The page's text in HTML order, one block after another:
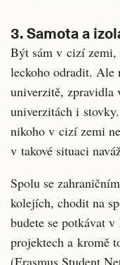
3. Samota a
Být sám v cizí zemi,
leckoho odradit. Ale
univerzitě, zpravidla
univerzitách i
nikoho v cizí zemi
v takové situaci
Spolu se
kolejích, chodit na
budete se potkávat
projektech a kromě
(Erasmus Student